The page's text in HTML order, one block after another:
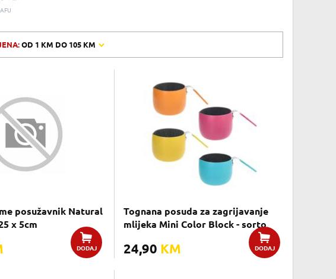
OD 1 KM DO 105 KM
posužavnik Natural
x 5cm
DODAJ
Tognana posuda za zagrijavanje
mlijeka Mini Color Block - sorto
24,90 KM DODAJ